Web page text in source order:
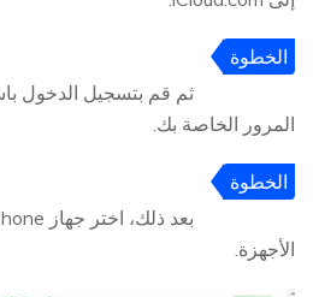
الخطوة
المرور الخاصة بك.
الخطوة
الأجهزة.